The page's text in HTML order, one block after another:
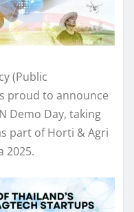
(Public
proud to announce
Demo Day, taking
part of Horti & Agri
2025.